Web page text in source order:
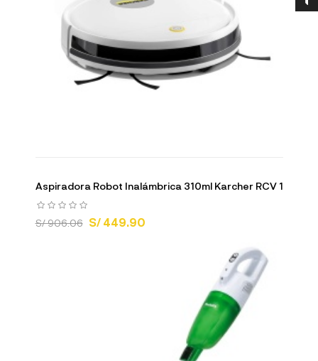
Aspiradora Robot Inalámbrica 310ml Karcher RCV 1
S/ 906.06 S/ 449.90